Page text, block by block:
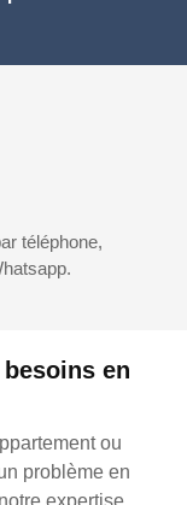
en
ou
problème en
téléphone,